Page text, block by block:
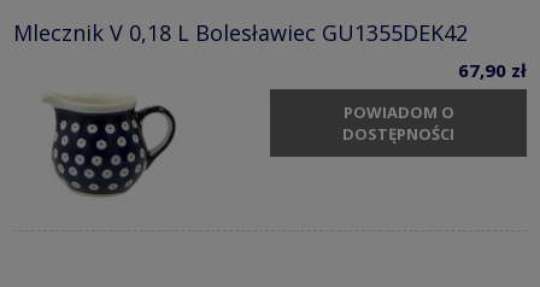
Mlecznik V 0,18 L Bolesławiec GU1355DEK42
67,90 zł
POWIADOM O
DOSTĘPNOŚCI